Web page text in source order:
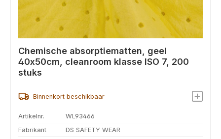
Chemische absorptiematten, geel
40x50cm, cleanroom klasse ISO 7, 200
stuks
Binnenkort beschikbaar
Artikelnr.
WL93466
Fabrikant
DS SAFETY WEAR